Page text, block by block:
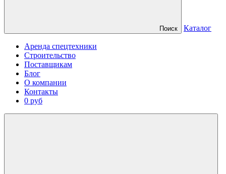
Поиск Каталог
Аренда спецтехники
Строительство
Поставщикам
Блог
О компании
Контакты
0 руб